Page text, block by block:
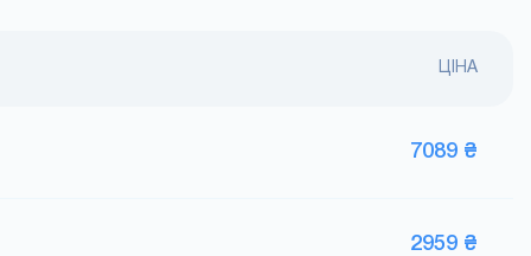
ЦІНА
7089 ₴
2959 ₴